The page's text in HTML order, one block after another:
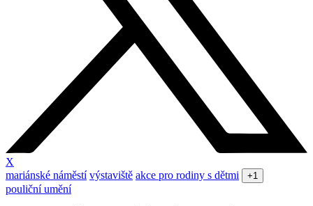
X
mariánské náměstí výstaviště akce pro rodiny s dětmi +1
pouliční umění